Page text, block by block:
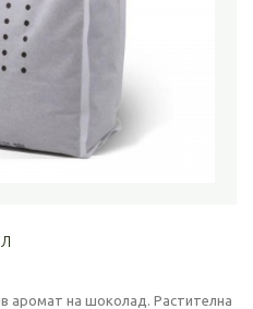
аромат на шоколад. Растителна